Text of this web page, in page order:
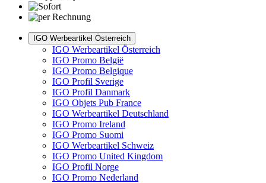
IGO Werbeartikel Österreich
IGO Werbeartikel Österreich
IGO Promo België
IGO Promo Belgique
IGO Profil Sverige
IGO Profil Danmark
IGO Objets Pub France
IGO Werbeartikel Deutschland
IGO Promo Ireland
IGO Promo Suomi
IGO Werbeartikel Schweiz
IGO Promo United Kingdom
IGO Profil Norge
IGO Promo Nederland